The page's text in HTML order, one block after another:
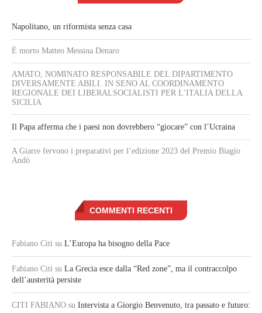
Napolitano, un riformista senza casa
È morto Matteo Messina Denaro
AMATO, NOMINATO RESPONSABILE DEL DIPARTIMENTO
DIVERSAMENTE ABILI. IN SENO AL COORDINAMENTO
REGIONALE DEI LIBERALSOCIALISTI PER L’ITALIA DELLA
SICILIA
Il Papa afferma che i paesi non dovrebbero “giocare” con l’Ucraina
A Giarre fervono i preparativi per l’edizione 2023 del Premio Biagio
Andò
COMMENTI RECENTI
Fabiano Citi su L’Europa ha bisogno della Pace
Fabiano Citi su La Grecia esce dalla “Red zone”, ma il contraccolpo
dell’austerità persiste
CITI FABIANO su Intervista a Giorgio Benvenuto, tra passato e futuro: